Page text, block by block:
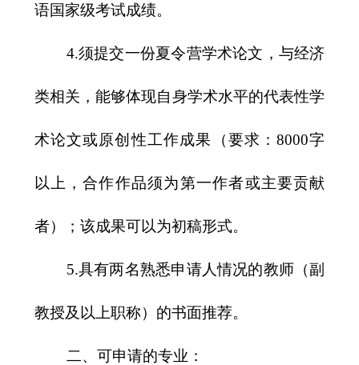
语国家级考试成绩。
4.须提交一份夏令营学术论文，与经济
类相关，能够体现自身学术水平的代表性学
术论文或原创性工作成果（要求：8000字
以上，合作作品须为第一作者或主要贡献
者）；该成果可以为初稿形式。
5.具有两名熟悉申请人情况的教师（副
教授及以上职称）的书面推荐。
二、可申请的专业：